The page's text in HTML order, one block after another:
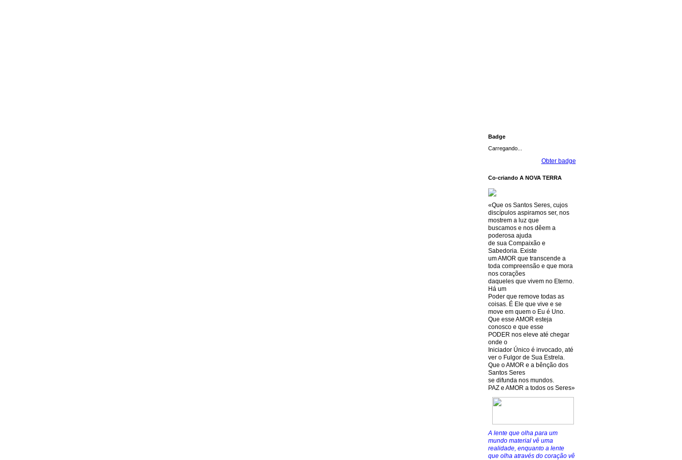
Badge
Carregando...
Obter badge
Co-criando A NOVA TERRA
«Que os Santos Seres, cujos
discípulos aspiramos ser, nos
mostrem a luz que
buscamos e nos dêem a
poderosa ajuda
de sua Compaixão e
Sabedoria. Existe
um AMOR que transcende a
toda compreensão e que mora
nos corações
daqueles que vivem no Eterno.
Há um
Poder que remove todas as
coisas. É Ele que vive e se
move em quem o Eu é Uno.
Que esse AMOR esteja
conosco e que esse
PODER nos eleve até chegar
onde o
Iniciador Único é invocado, até
ver o Fulgor de Sua Estrela.
Que o AMOR e a bênção dos
Santos Seres
se difunda nos mundos.
PAZ e AMOR a todos os Seres»
A lente que olha para um
mundo material vê uma
realidade, enquanto a lente
que olha através do coração vê